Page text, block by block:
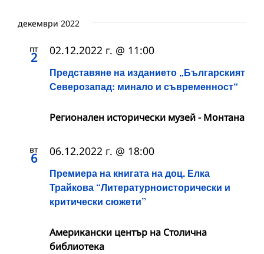
декември 2022
пт
2
Представяне на изданието „Българският
Северозапад: минало и съвременност“
02.12.2022 г. @ 11:00
Регионален исторически музей - Монтана
вт
6
Премиера на книгата на доц. Елка
Трайкова “Литературноисторически и
критически сюжети”
06.12.2022 г. @ 18:00
Американски център на Столична
библиотека